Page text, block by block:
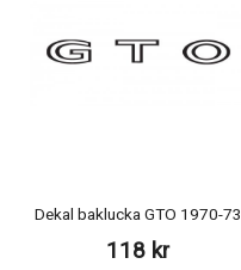
Dekal baklucka GTO 1970-73
118 kr